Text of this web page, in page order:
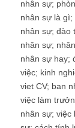
nhân sự;
nhân sự là gì;
nhân sự; đào
nhân sự;
nhân sự hay;
việc; kinh
viet CV; ban
việc làm
nhân sự; việc